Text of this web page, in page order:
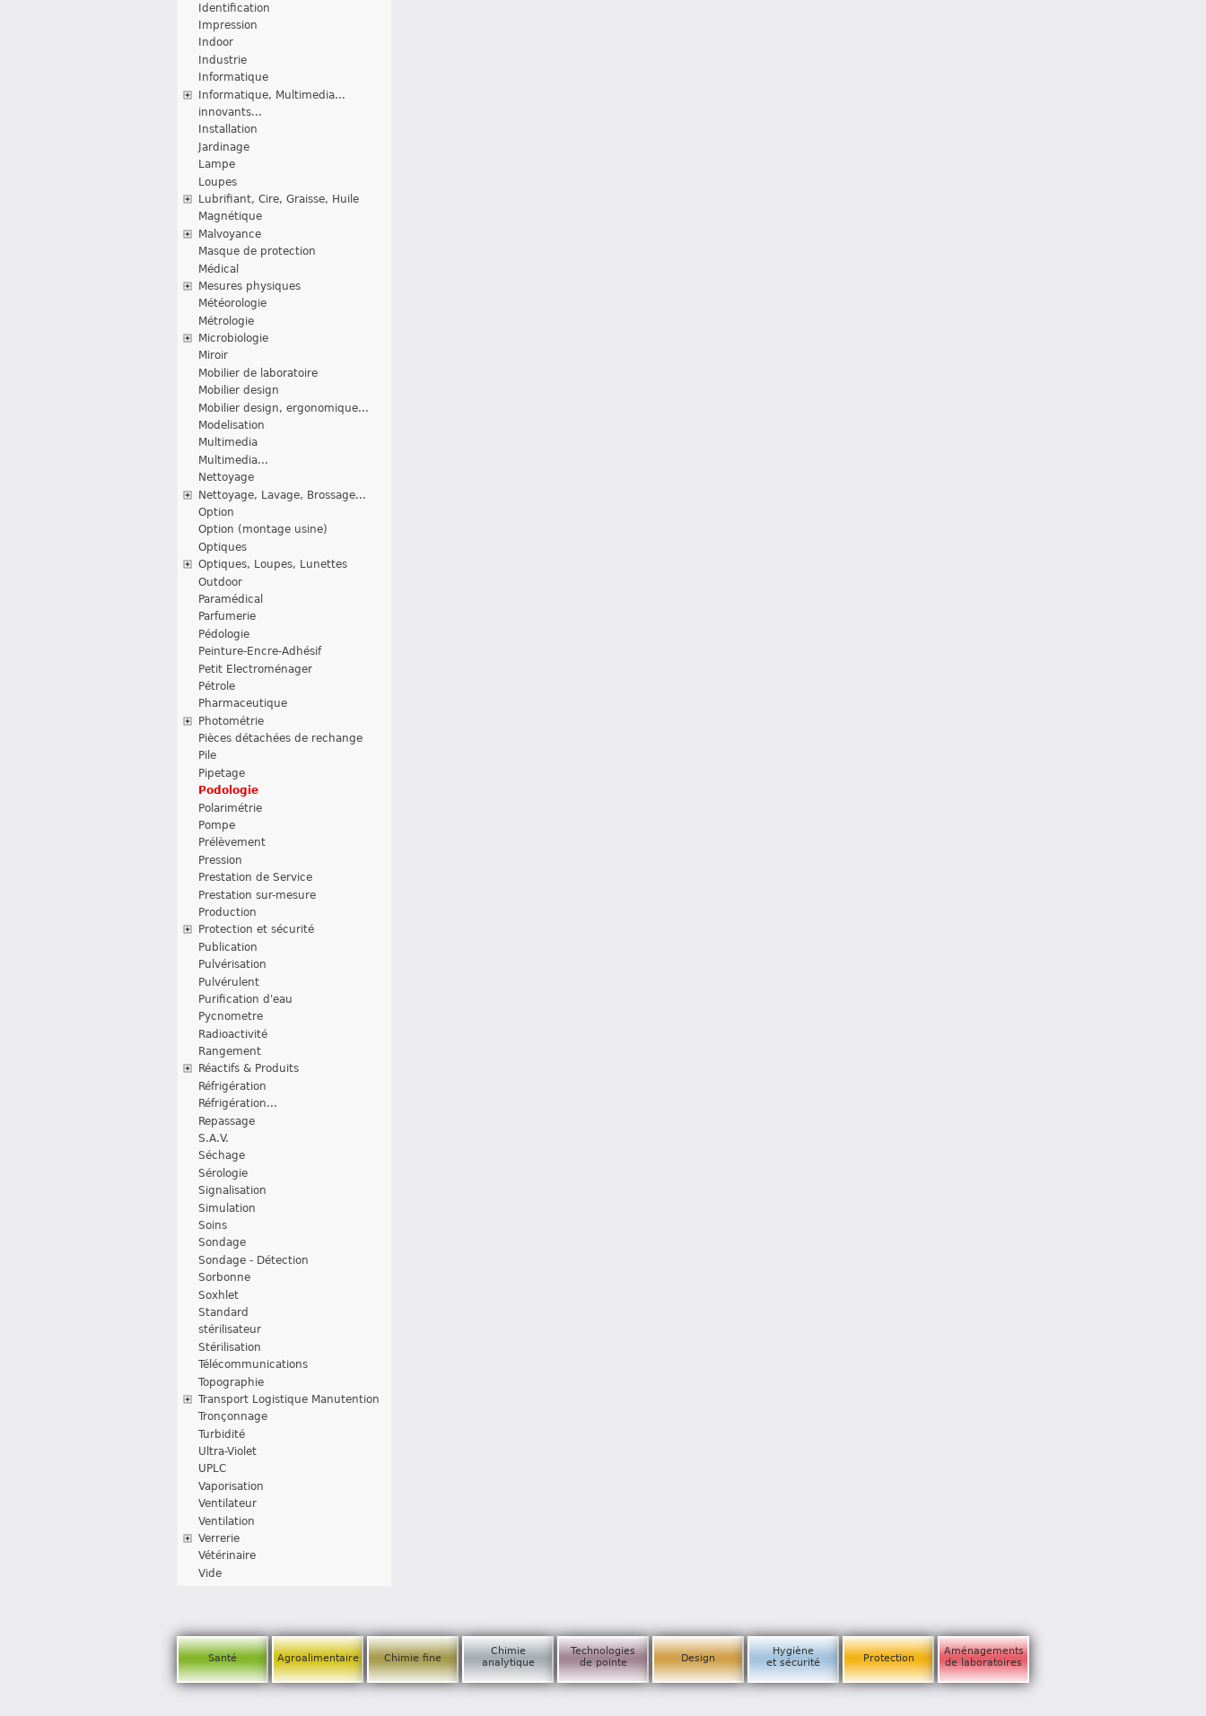
Identification
Impression
Indoor
Industrie
Informatique
Informatique, Multimedia...
innovants...
Installation
Jardinage
Lampe
Loupes
Lubrifiant, Cire, Graisse, Huile
Magnétique
Malvoyance
Masque de protection
Médical
Mesures physiques
Météorologie
Métrologie
Microbiologie
Miroir
Mobilier de laboratoire
Mobilier design
Mobilier design, ergonomique...
Modelisation
Multimedia
Multimedia...
Nettoyage
Nettoyage, Lavage, Brossage...
Option
Option (montage usine)
Optiques
Optiques, Loupes, Lunettes
Outdoor
Paramédical
Parfumerie
Pédologie
Peinture-Encre-Adhésif
Petit Electroménager
Pétrole
Pharmaceutique
Photométrie
Pièces détachées de rechange
Pile
Pipetage
Podologie
Polarimétrie
Pompe
Prélèvement
Pression
Prestation de Service
Prestation sur-mesure
Production
Protection et sécurité
Publication
Pulvérisation
Pulvérulent
Purification d'eau
Pycnometre
Radioactivité
Rangement
Réactifs & Produits
Réfrigération
Réfrigération...
Repassage
S.A.V.
Séchage
Sérologie
Signalisation
Simulation
Soins
Sondage
Sondage - Détection
Sorbonne
Soxhlet
Standard
stérilisateur
Stérilisation
Télécommunications
Topographie
Transport Logistique Manutention
Tronçonnage
Turbidité
Ultra-Violet
UPLC
Vaporisation
Ventilateur
Ventilation
Verrerie
Vétérinaire
Vide
Santé Agroalimentaire Chimie fine
Chimie
analytique
Technologies
de pointe
Design
Hygiène
et sécurité
Protection
Aménagements
de laboratoires